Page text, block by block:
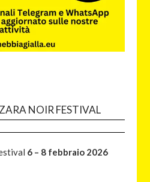
NOIR FESTIVAL
6 – 8 febbraio 2026